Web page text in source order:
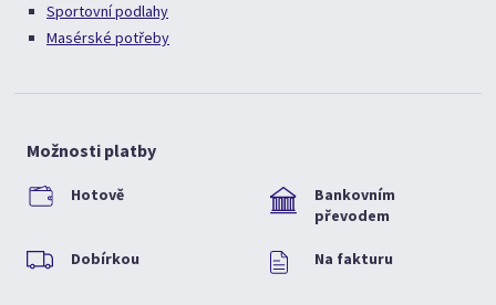
Sportovní podlahy
Masérské potřeby
Možnosti platby
Hotově
Bankovním
převodem
Dobírkou Na fakturu